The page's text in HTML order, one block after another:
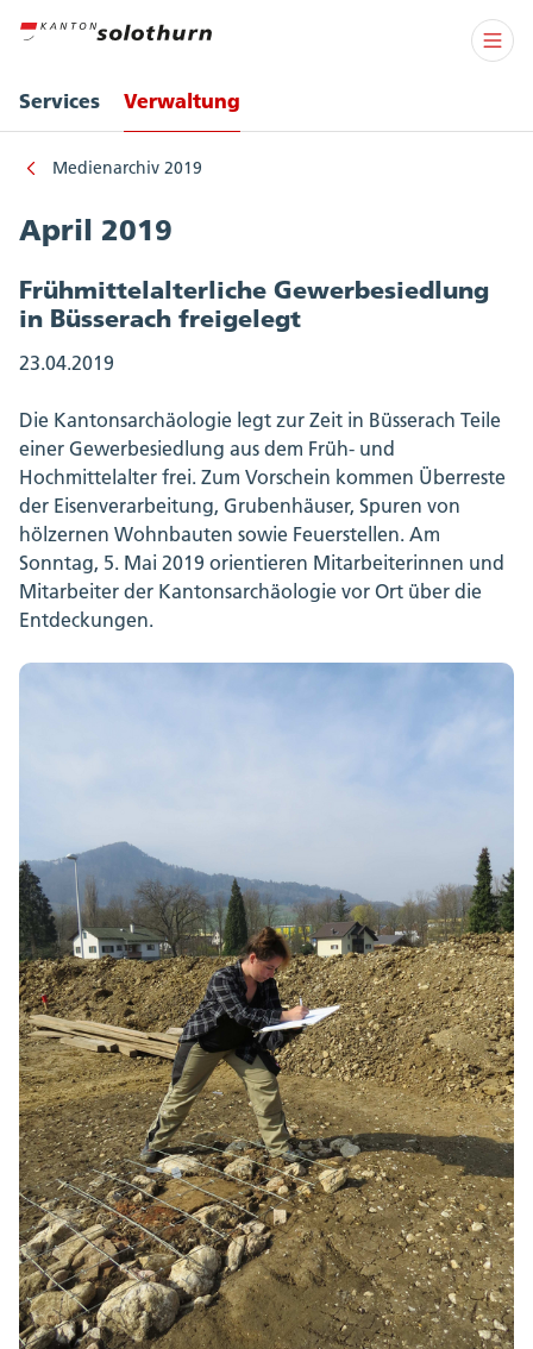
Services Verwaltung
Medienarchiv 2019
April 2019
Frühmittelalterliche Gewerbesiedlung
in Büsserach freigelegt
23.04.2019
Die Kantonsarchäologie legt zur Zeit in Büsserach Teile
einer Gewerbesiedlung aus dem Früh- und
Hochmittelalter frei. Zum Vorschein kommen Überreste
der Eisenverarbeitung, Grubenhäuser, Spuren von
hölzernen Wohnbauten sowie Feuerstellen. Am
Sonntag, 5. Mai 2019 orientieren Mitarbeiterinnen und
Mitarbeiter der Kantonsarchäologie vor Ort über die
Entdeckungen.